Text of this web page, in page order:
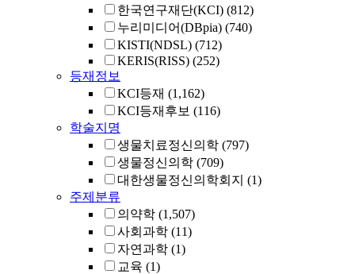
한국연구재단(KCI) (812)
누리미디어(DBpia) (740)
KISTI(NDSL) (712)
KERIS(RISS) (252)
등재정보
KCI등재 (1,162)
KCI등재후보 (116)
학술지명
생물치료정신의학 (797)
생물정신의학 (709)
대한생물정신의학회지 (1)
주제분류
의약학 (1,507)
사회과학 (11)
자연과학 (1)
교육 (1)